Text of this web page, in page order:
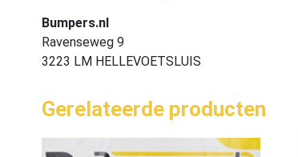
Bumpers.nl
Ravenseweg 9
3223 LM HELLEVOETSLUIS
Gerelateerde producten